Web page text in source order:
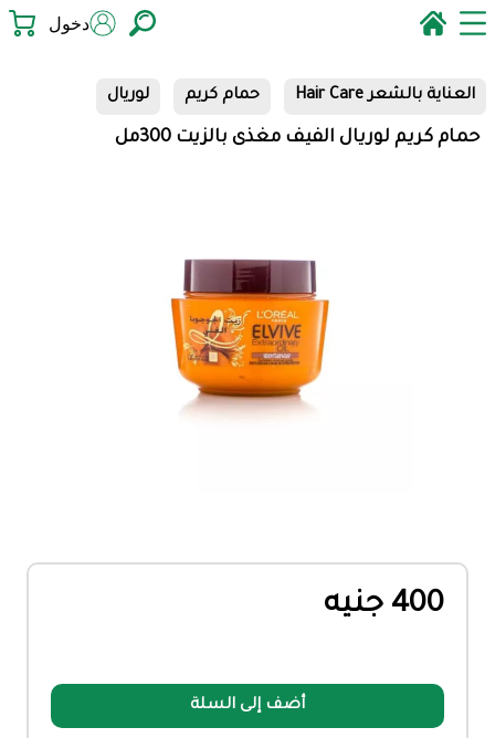
دخول
العناية بالشعر Hair Care حمام كريم لوريال
حمام كريم لوريال الفيف مغذى بالزيت 300مل
400 جنيه
أضف إلى السلة